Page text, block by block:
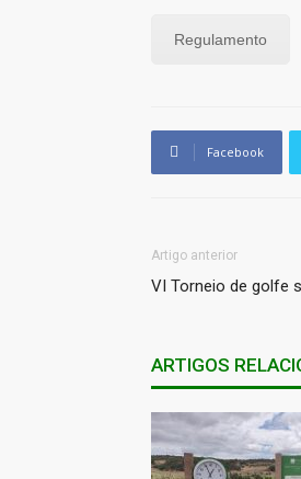
Regulamento
Facebook
Artigo anterior
VI Torneio de golfe
ARTIGOS